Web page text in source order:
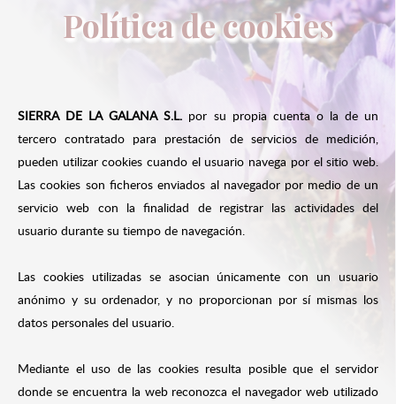
Política de cookies
SIERRA DE LA GALANA S.L. por su propia cuenta o la de un
tercero contratado para prestación de servicios de medición,
pueden utilizar cookies cuando el usuario navega por el sitio web.
Las cookies son ficheros enviados al navegador por medio de un
servicio web con la finalidad de registrar las actividades del
usuario durante su tiempo de navegación.
Las cookies utilizadas se asocian únicamente con un usuario
anónimo y su ordenador, y no proporcionan por sí mismas los
datos personales del usuario.
Mediante el uso de las cookies resulta posible que el servidor
donde se encuentra la web reconozca el navegador web utilizado